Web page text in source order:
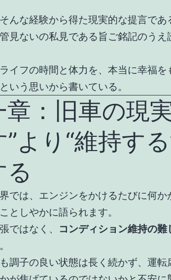
んな経験から得た現実的な提言であ
見ないの私見である旨ご銘記のうえ
イフの時間と体力を、本当に幸福を
いう思いから書いている。
章：旧車の現
より“維持す
では、エンジンをかけるたびに何
としやかに語られます。
ではなく、
コンディション維持の難
調子の良い状態は長く続かず、運転